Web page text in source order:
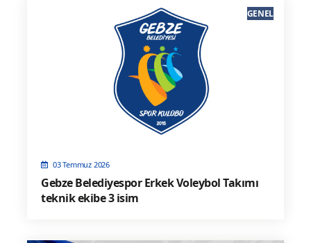
03 Temmuz 2026
Gebze Belediyespor Erkek Voleybol Takımı
teknik ekibe 3 isim
GENEL